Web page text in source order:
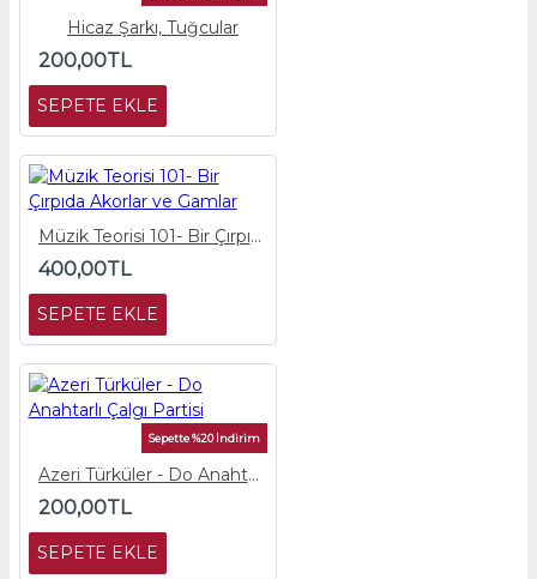
Hicaz Şarkı, Tuğcular
200,00TL
SEPETE EKLE
Müzik Teorisi 101- Bir Çırpıda Akorlar ve Gamlar
400,00TL
SEPETE EKLE
Sepette %20 İndirim
Azeri Türküler - Do Anahtarlı Çalgı Partisi
200,00TL
SEPETE EKLE